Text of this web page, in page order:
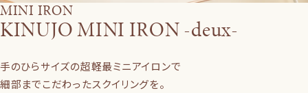
MINI IRON
KINUJO MINI IRON -deux-
手のひらサイズの超軽最ミニアイロンで
細部までこだわったスクイリングを。